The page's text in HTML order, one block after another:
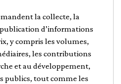
la collecte, la
d’informations
y compris les volumes,
les contributions
et au développement,
publics, tout comme les